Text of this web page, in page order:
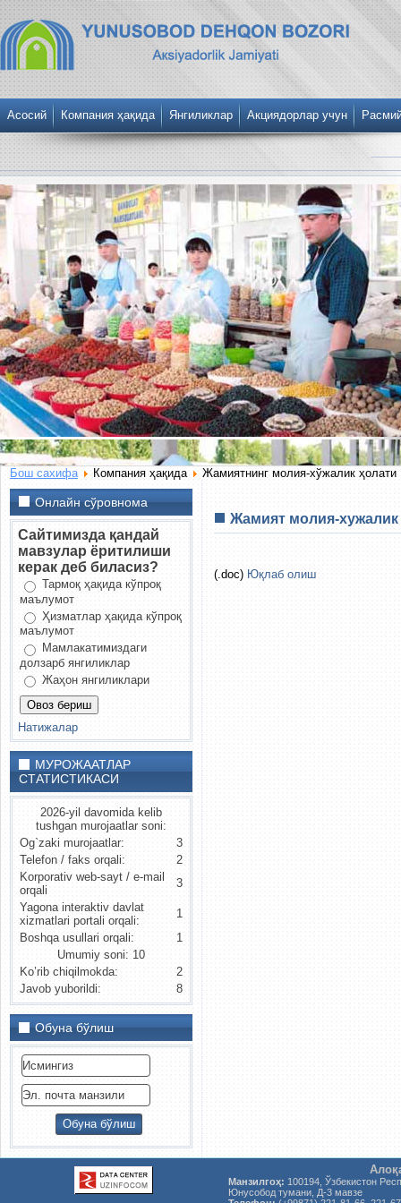
Асосий Компания ҳақида Янгиликлар Акциядорлар учун
Бош сахифа Компания ҳақида Жамиятнинг молия-хўжалик ҳолати
Онлайн сўровнома
Сайтимизда қандай
мавзулар ёритилиши
керак деб биласиз?
Тармоқ ҳақида кўпроқ
маълумот
Ҳизматлар ҳақида кўпроқ
маълумот
Мамлакатимиздаги
долзарб янгиликлар
Жаҳон янгиликлари
Натижалар
МУРОЖААТЛАР
СТАТИСТИКАСИ
2026-yil davomida kelib
tushgan murojaatlar soni:
Og`zaki murojaatlar:
3
Telefon / faks orqali:
2
Korporativ web-sayt / e-mail
orqali
3
Yagona interaktiv davlat
xizmatlari portali orqali:
1
Boshqa usullari orqali:
1
Umumiy soni: 10
Ko’rib chiqilmokda:
2
Javob yuborildi:
8
Обуна бўлиш
Жамият молия-
(.doc) Юқлаб олиш
Манзилгоҳ: 100194, Ўзбекистон
Юнусобод тумани, Д-3 мавзе